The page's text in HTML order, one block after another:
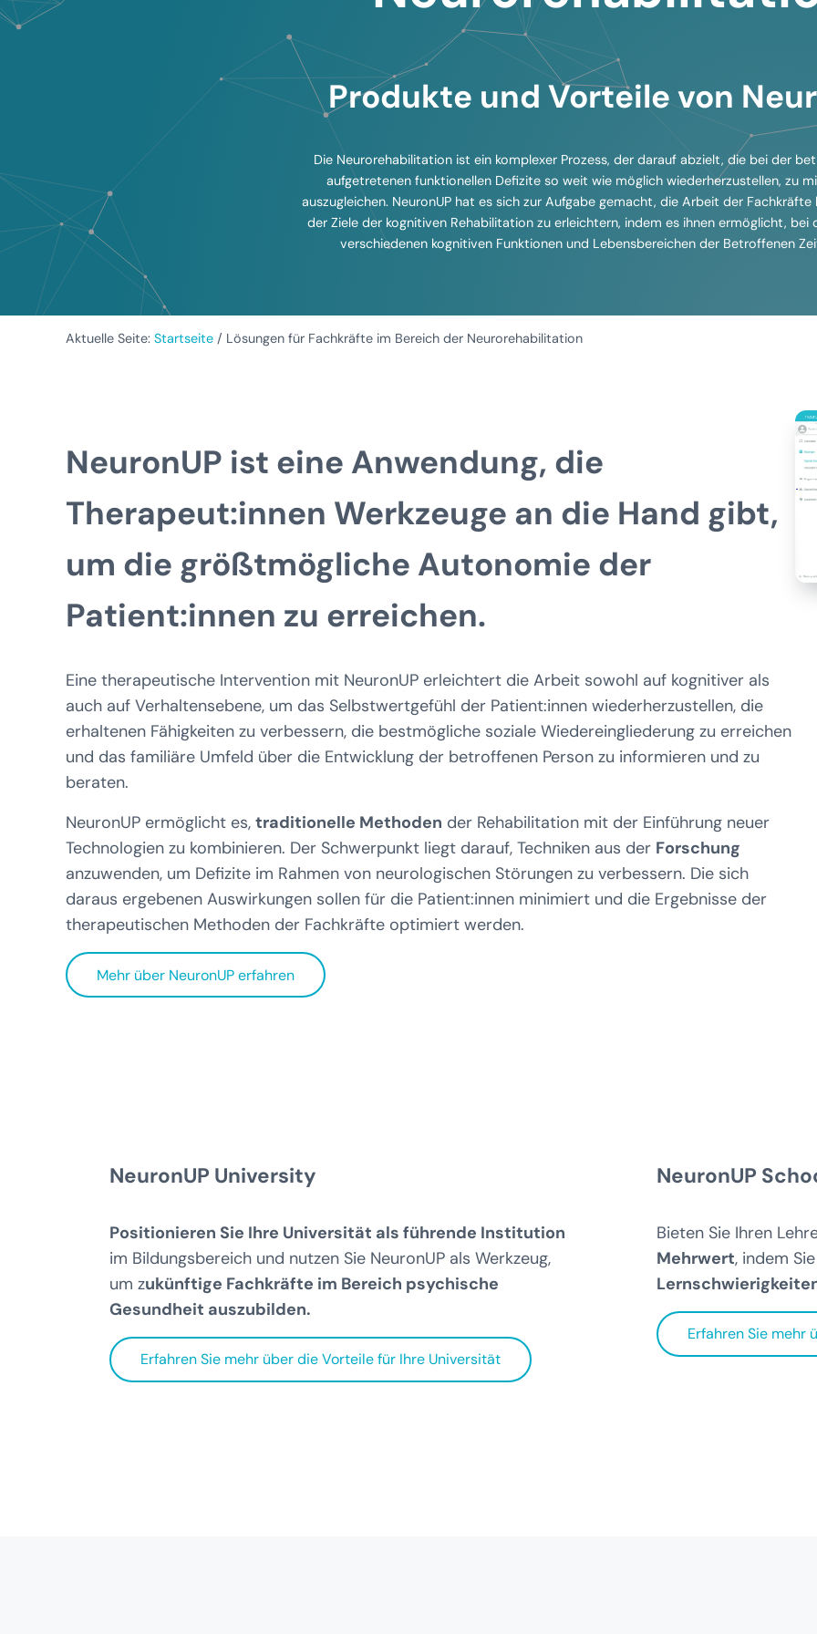
Produkte und Vorteile von
Die Neurorehabilitation ist ein komplexer Prozess, der darauf abzielt, die bei der
aufgetretenen funktionellen Defizite so weit wie möglich wiederherzustellen, zu
auszugleichen. NeuronUP hat es sich zur Aufgabe gemacht, die Arbeit der Fachkräfte
der Ziele der kognitiven Rehabilitation zu erleichtern, indem es ihnen ermöglicht, bei
verschiedenen kognitiven Funktionen und Lebensbereichen der Betroffenen
Aktuelle Seite: Startseite / Lösungen für Fachkräfte im Bereich der Neurorehabilitation
NeuronUP ist eine Anwendung, die
Therapeut:innen Werkzeuge an die Hand gibt,
um die größtmögliche Autonomie der
Patient:innen zu erreichen.
Eine therapeutische Intervention mit NeuronUP erleichtert die Arbeit sowohl auf kognitiver als
auch auf Verhaltensebene, um das Selbstwertgefühl der Patient:innen wiederherzustellen, die
erhaltenen Fähigkeiten zu verbessern, die bestmögliche soziale Wiedereingliederung zu erreichen
und das familiäre Umfeld über die Entwicklung der betroffenen Person zu informieren und zu
beraten.
NeuronUP ermöglicht es, traditionelle Methoden der Rehabilitation mit der Einführung neuer
Technologien zu kombinieren. Der Schwerpunkt liegt darauf, Techniken aus der Forschung
anzuwenden, um Defizite im Rahmen von neurologischen Störungen zu verbessern. Die sich
daraus ergebenen Auswirkungen sollen für die Patient:innen minimiert und die Ergebnisse der
therapeutischen Methoden der Fachkräfte optimiert werden.
Mehr über NeuronUP erfahren
NeuronUP University
Positionieren Sie Ihre Universität als führende Institution
im Bildungsbereich und nutzen Sie NeuronUP als Werkzeug,
um zukünftige Fachkräfte im Bereich psychische
Gesundheit auszubilden.
Erfahren Sie mehr über die Vorteile für Ihre Universität
NeuronUP
Bieten Sie Ihren
Mehrwert, indem
Erfahren Sie mehr